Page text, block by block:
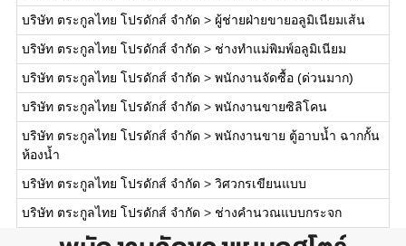
บริษัท ตระกูลไทย โปรดักส์ จำกัด > ผู้ช่ายฝ่ายขายอลูมิเนียมเส้น
บริษัท ตระกูลไทย โปรดักส์ จำกัด > ช่างทำแม่พิมพ์อลูมิเนียม
บริษัท ตระกูลไทย โปรดักส์ จำกัด > พนักงานจัดซื้อ (ด่วนมาก)
บริษัท ตระกูลไทย โปรดักส์ จำกัด > พนักงานขายซิลิโคน
บริษัท ตระกูลไทย โปรดักส์ จำกัด > พนักงานขาย ตู้อาบน้ำ ฉากกั้น
ห้องน้ำ
บริษัท ตระกูลไทย โปรดักส์ จำกัด > วิศวกรเขียนแบบ
บริษัท ตระกูลไทย โปรดักส์ จำกัด > ช่างคำนวณแบบกระจก